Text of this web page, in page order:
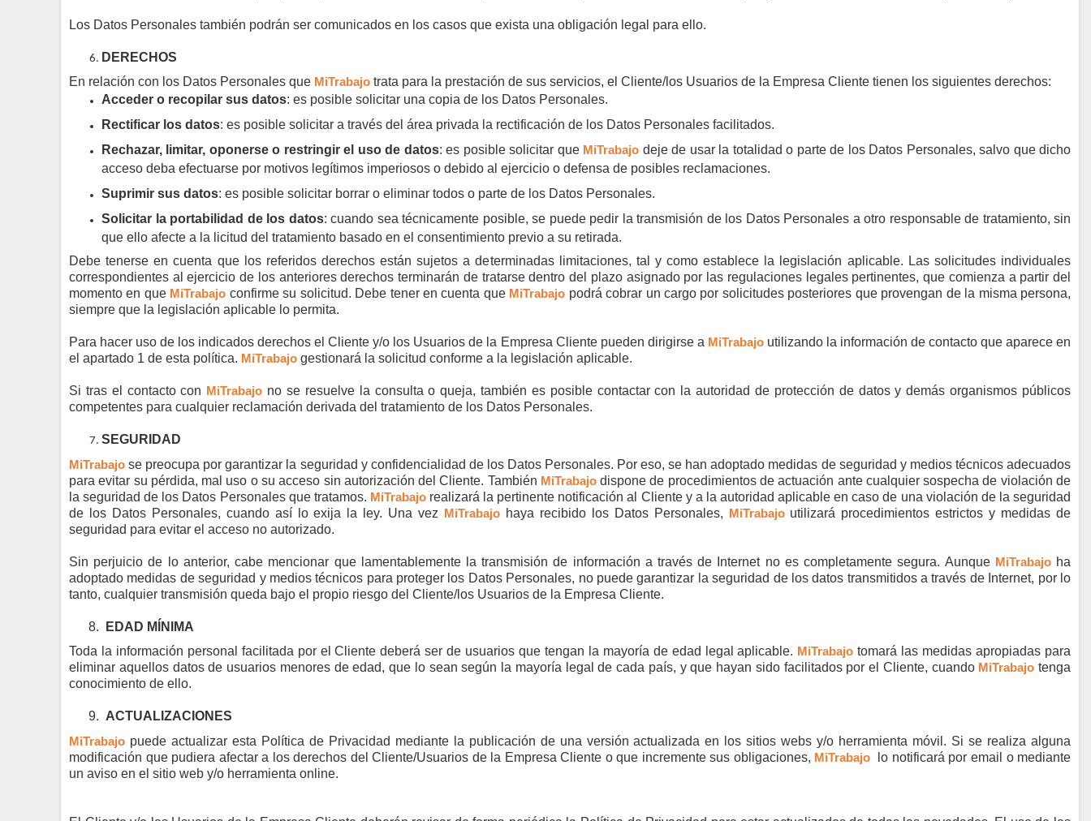
Los Datos Personales también podrán ser comunicados en los casos que exista una obligación legal para ello.
DERECHOS
En relación con los Datos Personales que MiTrabajo trata para la prestación de sus servicios, el Cliente/los Usuarios de la Empresa Cliente tienen los siguientes derechos:
Acceder o recopilar sus datos: es posible solicitar una copia de los Datos Personales.
Rectificar los datos: es posible solicitar a través del área privada la rectificación de los Datos Personales facilitados.
Rechazar, limitar, oponerse o restringir el uso de datos: es posible solicitar que MiTrabajo deje de usar la totalidad o parte de los Datos Personales, salvo que dicho
acceso deba efectuarse por motivos legítimos imperiosos o debido al ejercicio o defensa de posibles reclamaciones.
Suprimir sus datos: es posible solicitar borrar o eliminar todos o parte de los Datos Personales.
Solicitar la portabilidad de los datos: cuando sea técnicamente posible, se puede pedir la transmisión de los Datos Personales a otro responsable de tratamiento, sin
que ello afecte a la licitud del tratamiento basado en el consentimiento previo a su retirada.
Debe tenerse en cuenta que los referidos derechos están sujetos a determinadas limitaciones, tal y como establece la legislación aplicable. Las solicitudes individuales
correspondientes al ejercicio de los anteriores derechos terminarán de tratarse dentro del plazo asignado por las regulaciones legales pertinentes, que comienza a partir del
momento en que MiTrabajo confirme su solicitud. Debe tener en cuenta que MiTrabajo podrá cobrar un cargo por solicitudes posteriores que provengan de la misma persona,
siempre que la legislación aplicable lo permita.
Para hacer uso de los indicados derechos el Cliente y/o los Usuarios de la Empresa Cliente pueden dirigirse a MiTrabajoutilizando la información de contacto que aparece en
el apartado 1 de esta política. MiTrabajo gestionará la solicitud conforme a la legislación aplicable.
Si tras el contacto con MiTrabajo no se resuelve la consulta o queja, también es posible contactar con la autoridad de protección de datos y demás organismos públicos
competentes para cualquier reclamación derivada del tratamiento de los Datos Personales.
SEGURIDAD
MiTrabajo se preocupa por garantizar la seguridad y confidencialidad de los Datos Personales. Por eso, se han adoptado medidas de seguridad y medios técnicos adecuados
para evitar su pérdida, mal uso o su acceso sin autorización del Cliente. También MiTrabajodispone de procedimientos de actuación ante cualquier sospecha de violación de
la seguridad de los Datos Personales que tratamos. MiTrabajorealizará la pertinente notificación al Cliente y a la autoridad aplicable en caso de una violación de la seguridad
de los Datos Personales, cuando así lo exija la ley. Una vez MiTrabajo haya recibido los Datos Personales, MiTrabajoutilizará procedimientos estrictos y medidas de
seguridad para evitar el acceso no autorizado.
Sin perjuicio de lo anterior, cabe mencionar que lamentablemente la transmisión de información a través de Internet no es completamente segura. Aunque MiTrabajoha
adoptado medidas de seguridad y medios técnicos para proteger los Datos Personales, no puede garantizar la seguridad de los datos transmitidos a través de Internet, por lo
tanto, cualquier transmisión queda bajo el propio riesgo del Cliente/los Usuarios de la Empresa Cliente.
8.
EDAD MÍNIMA
Toda la información personal facilitada por el Cliente deberá ser de usuarios que tengan la mayoría de edad legal aplicable. MiTrabajo tomará las medidas apropiadas para
eliminar aquellos datos de usuarios menores de edad, que lo sean según la mayoría legal de cada país, y que hayan sido facilitados por el Cliente, cuando MiTrabajo tenga
conocimiento de ello.
9. ACTUALIZACIONES
MiTrabajo puede actualizar esta Política de Privacidad mediante la publicación de una versión actualizada en los sitios webs y/o herramienta móvil. Si se realiza alguna
modificación que pudiera afectar a los derechos del Cliente/Usuarios de la Empresa Cliente o que incremente sus obligaciones, MiTrabajo
lo notificará por email o mediante
un aviso en el sitio web y/o herramienta online.